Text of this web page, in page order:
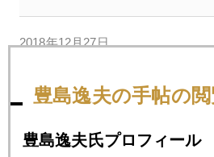
2018年12月27日
株一時１９０００円割れ、ＮＹ金
豊島逸夫の手帖の
豊島逸夫氏プロフィール